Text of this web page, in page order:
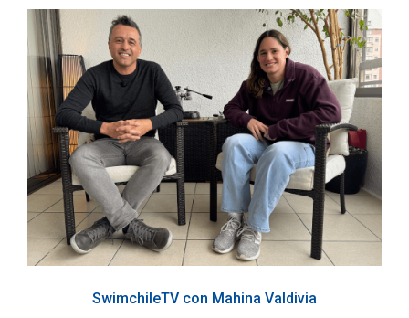
SwimchileTV con Mahina Valdivia